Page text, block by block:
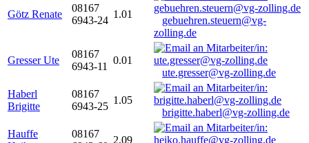
Götz Renate
08167
6943-24
1.01
gebuehren.steuern@vg-
zolling.de
Gresser Ute
08167
6943-11
0.01
ute.gresser@vg-zolling.de
Haberl
Brigitte
08167
6943-25
1.05
brigitte.haberl@vg-zolling.de
Hauffe
08167
2.09